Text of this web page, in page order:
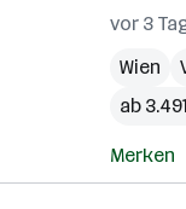
vor 3
Wien
ab
Merken